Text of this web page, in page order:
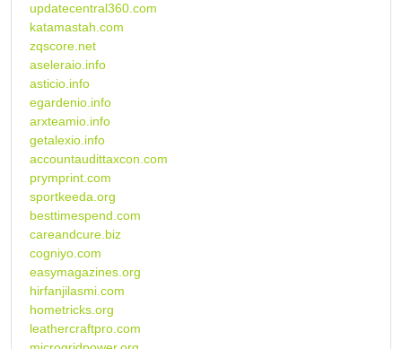
updatecentral360.com
katamastah.com
zqscore.net
aseleraio.info
asticio.info
egardenio.info
arxteamio.info
getalexio.info
accountaudittaxcon.com
prymprint.com
sportkeeda.org
besttimespend.com
careandcure.biz
cogniyo.com
easymagazines.org
hirfanjilasmi.com
hometricks.org
leathercraftpro.com